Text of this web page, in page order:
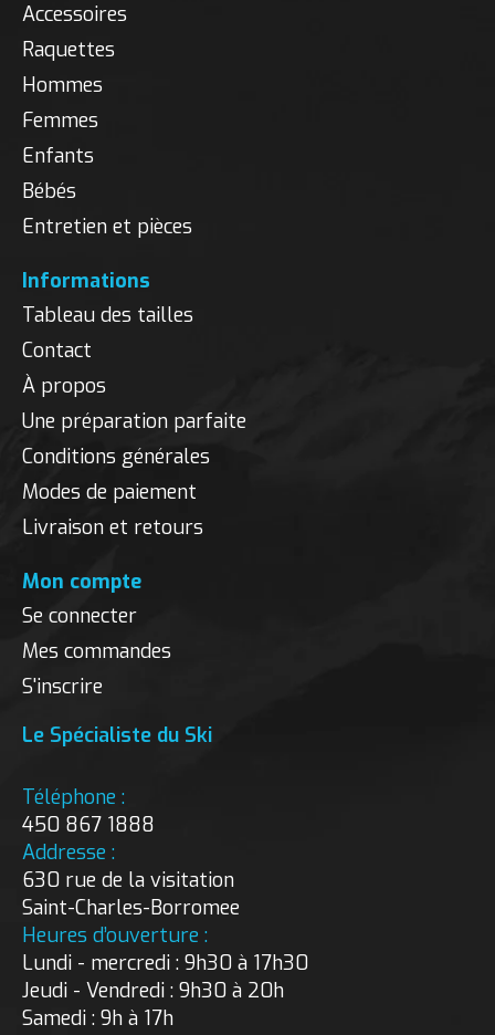
Accessoires
Raquettes
Hommes
Femmes
Enfants
Bébés
Entretien et pièces
Informations
Tableau des tailles
Contact
À propos
Une préparation parfaite
Conditions générales
Modes de paiement
Livraison et retours
Mon compte
Se connecter
Mes commandes
S'inscrire
Le Spécialiste du Ski
Téléphone :
450 867 1888
Addresse :
630 rue de la visitation
Saint-Charles-Borromee
Heures d’ouverture :
Lundi - mercredi : 9h30 à 17h30
Jeudi - Vendredi : 9h30 à 20h
Samedi : 9h à 17h